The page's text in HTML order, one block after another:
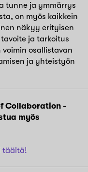
tunne ja ymmärrys
on myös kaikkein
näkyy erityisen
ja tarkoitus
osallistavan
ja yhteistyön
Collaboration -
myös
täältä!